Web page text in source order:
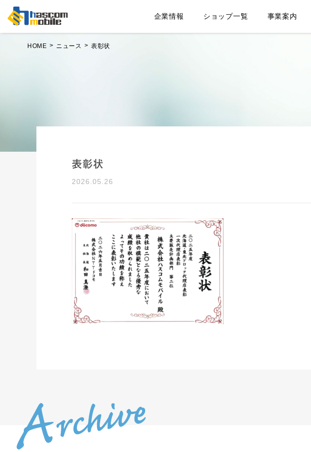
企業情報 ショップ一覧 事業案内
HOME ニュース 表彰状
表彰状
2026.05.26